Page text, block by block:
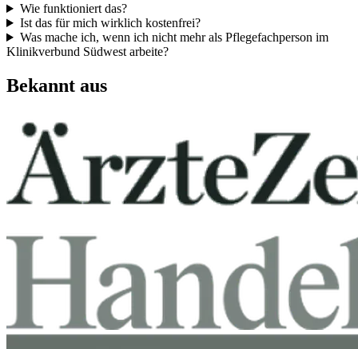
Wie funktioniert das?
Ist das für mich wirklich kostenfrei?
Was mache ich, wenn ich nicht mehr als Pflegefachperson im
Klinikverbund Südwest arbeite?
Bekannt aus